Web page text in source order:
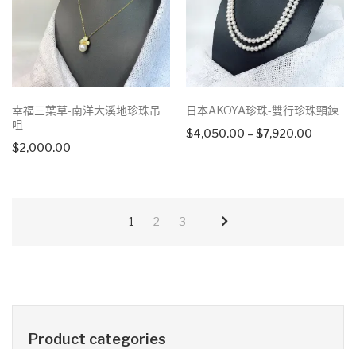
幸福三葉草-南洋大溪地珍珠吊
咀
$2,000.00
日本AKOYA珍珠-雙行珍珠頸鍊
$4,050.00 – $7,920.00
1 2 3
Product categories